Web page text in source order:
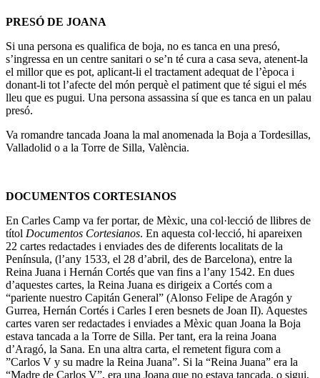
PRESÓ DE JOANA
Si una persona es qualifica de boja, no es tanca en una presó,
s’ingressa en un centre sanitari o se’n té cura a casa seva, atenent-la
el millor que es pot, aplicant-li el tractament adequat de l’època i
donant-li tot l’afecte del món perquè el patiment que té sigui el més
lleu que es pugui. Una persona assassina sí que es tanca en un palau
presó.
Va romandre tancada Joana la mal anomenada la Boja a Tordesillas,
Valladolid o a la Torre de Silla, València.
DOCUMENTOS CORTESIANOS
En Carles Camp va fer portar, de Mèxic, una col·lecció de llibres de
títol Documentos Cortesianos. En aquesta col·lecció, hi apareixen
22 cartes redactades i enviades des de diferents localitats de la
Península, (l’any 1533, el 28 d’abril, des de Barcelona), entre la
Reina Juana i Hernán Cortés que van fins a l’any 1542. En dues
d’aquestes cartes, la Reina Juana es dirigeix a Cortés com a
“pariente nuestro Capitán General” (Alonso Felipe de Aragón y
Gurrea, Hernán Cortés i Carles I eren besnets de Joan II). Aquestes
cartes varen ser redactades i enviades a Mèxic quan Joana la Boja
estava tancada a la Torre de Silla. Per tant, era la reina Joana
d’Aragó, la Sana. En una altra carta, el remetent figura com a
”Carlos V y su madre la Reina Juana”. Si la “Reina Juana” era la
“Madre de Carlos V”, era una Joana que no estava tancada, o sigui,